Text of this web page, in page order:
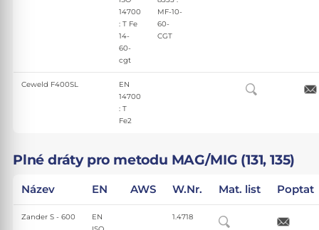
14700
: T Fe
14-
60-
cgt
MF-10-
60-
CGT
Ceweld F400SL
EN
14700
: T
Fe2
Plné dráty pro metodu MAG/MIG (131, 135)
Název EN AWS W.Nr. Mat. list Poptat
Zander S - 600
EN
1.4718